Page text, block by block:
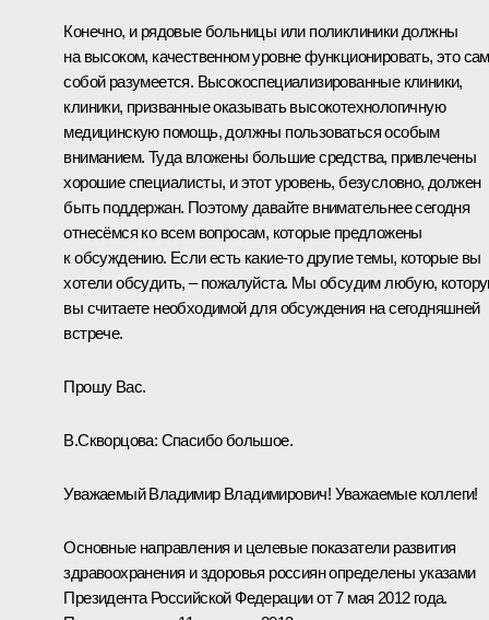
Конечно, и рядовые больницы или поликлиники должны
на высоком, качественном уровне функционировать, это
собой разумеется. Высокоспециализированные клиники,
клиники, призванные оказывать высокотехнологичную
медицинскую помощь, должны пользоваться особым
вниманием. Туда вложены большие средства, привлечены
хорошие специалисты, и этот уровень, безусловно, должен
быть поддержан. Поэтому давайте внимательнее сегодня
отнесёмся ко всем вопросам, которые предложены
к обсуждению. Если есть какие‑то другие темы, которые вы
хотели обсудить, – пожалуйста. Мы обсудим любую,
вы считаете необходимой для обсуждения на сегодняшней
встрече.
Прошу Вас.
В.Скворцова: Спасибо большое.
Уважаемый Владимир Владимирович! Уважаемые коллеги!
Основные направления и целевые показатели развития
здравоохранения и здоровья россиян определены указами
Президента Российской Федерации от 7 мая 2012 года.